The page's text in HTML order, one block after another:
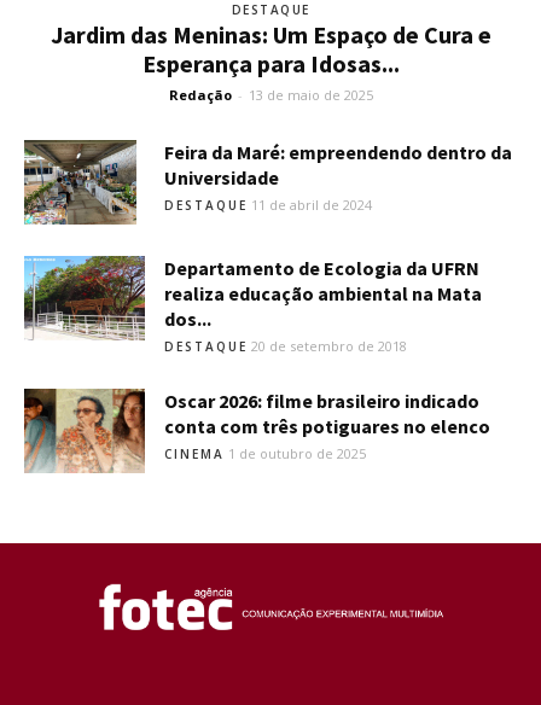
DESTAQUE
Jardim das Meninas: Um Espaço de Cura e
Esperança para Idosas...
Redação - 13 de maio de 2025
Feira da Maré: empreendendo dentro da
Universidade
DESTAQUE 11 de abril de 2024
Departamento de Ecologia da UFRN
realiza educação ambiental na Mata
dos...
DESTAQUE 20 de setembro de 2018
Oscar 2026: filme brasileiro indicado
conta com três potiguares no elenco
CINEMA 1 de outubro de 2025